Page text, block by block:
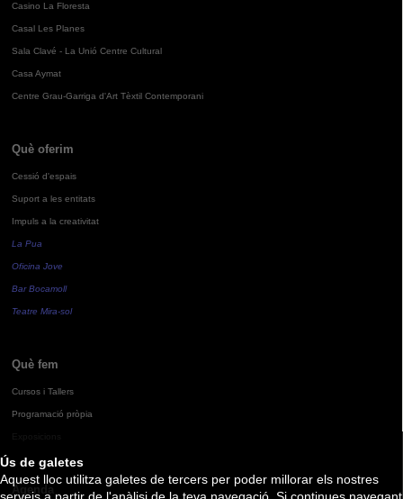
Ús de galetes
Aquest lloc utilitza galetes de tercers per poder millorar els nostres
Casino La Floresta
Casal Les Planes
Sala Clavé - La Unió Centre Cultural
Casa Aymat
Centre Grau-Garriga d'Art Tèxtil Contemporani
Què oferim
Cessió d'espais
Suport a les entitats
Impuls a la creativitat
La Pua
Oficina Jove
Bar Bocamoll
Teatre Mira-sol
Què fem
Cursos i Tallers
Programació pròpia
Agenda